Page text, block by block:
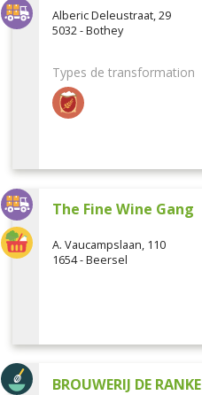
Alberic Deleustraat, 29
5032 - Bothey
Types de transformation
The Fine Wine Gang
A. Vaucampslaan, 110
1654 - Beersel
BROUWERIJ DE RANKE